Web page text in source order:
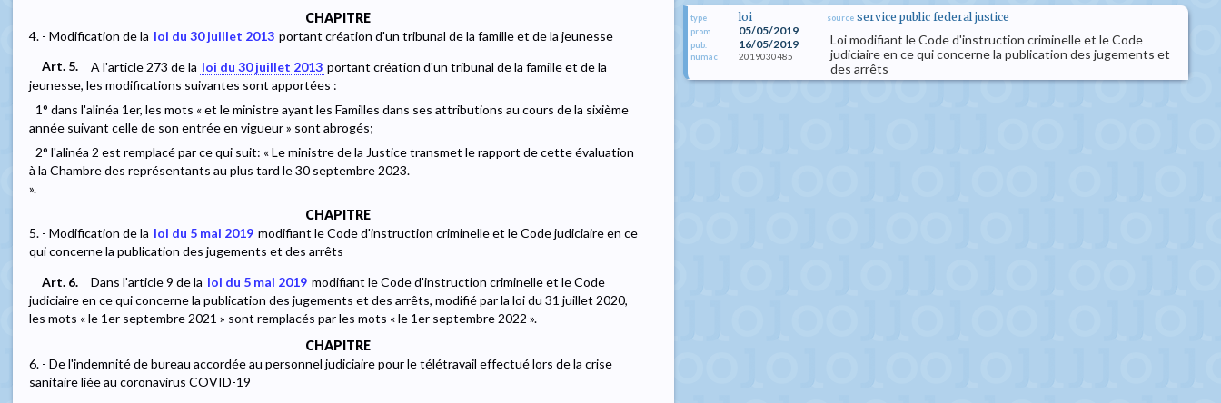
CHAPITRE
4. - Modification de la loi du 30 juillet 2013 portant création d'un tribunal de la famille et de la jeunesse
Art. 5.
A l'article 273 de la loi du 30 juillet 2013 portant création d'un tribunal de la famille et de la
jeunesse, les modifications suivantes sont apportées :
1° dans l'alinéa 1er, les mots « et le ministre ayant les Familles dans ses attributions au cours de la sixième
année suivant celle de son entrée en vigueur » sont abrogés;
2° l'alinéa 2 est remplacé par ce qui suit: « Le ministre de la Justice transmet le rapport de cette évaluation
à la Chambre des représentants au plus tard le 30 septembre 2023.
».
CHAPITRE
5. - Modification de la loi du 5 mai 2019 modifiant le Code d'instruction criminelle et le Code judiciaire en ce
qui concerne la publication des jugements et des arrêts
Art. 6.
Dans l'article 9 de la loi du 5 mai 2019 modifiant le Code d'instruction criminelle et le Code
judiciaire en ce qui concerne la publication des jugements et des arrêts, modifié par la loi du 31 juillet 2020,
les mots « le 1er septembre 2021 » sont remplacés par les mots « le 1er septembre 2022 ».
CHAPITRE
6. - De l'indemnité de bureau accordée au personnel judiciaire pour le télétravail effectué lors de la crise
sanitaire liée au coronavirus COVID-19
type loi
prom. 05/05/2019
pub. 16/05/2019
numac 2019030485
source service public federal justice
Loi modifiant le Code d'instruction criminelle et le Code
judiciaire en ce qui concerne la publication des jugements et
des arrêts